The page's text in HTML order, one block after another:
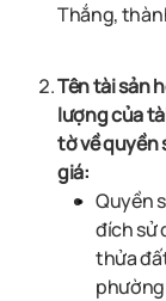
Thắng,
Tên tài sản
lượng của
tờ về quyền
giá:
Quyền
đích sử
thửa
phường